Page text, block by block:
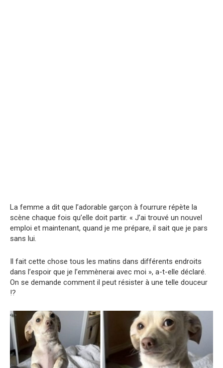
La femme a dit que l’adorable garçon à fourrure répète la
scène chaque fois qu’elle doit partir. « J’ai trouvé un nouvel
emploi et maintenant, quand je me prépare, il sait que je pars
sans lui.
Il fait cette chose tous les matins dans différents endroits
dans l’espoir que je l’emmènerai avec moi », a-t-elle déclaré.
On se demande comment il peut résister à une telle douceur
!?